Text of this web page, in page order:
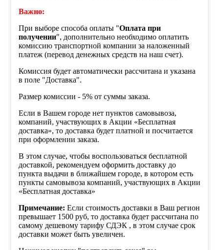
Важно:
При выборе способа оплаты "Оплата при
получении", дополнительно необходимо оплатить
комиссию транспортной компании за наложенный
платеж (перевод денежных средств на наш счет).
Комиссия будет автоматически рассчитана и указана
в поле "Доставка".
Размер комиссии - 5% от суммы заказа.
Если в Вашем городе нет пунктов самовывоза,
компаний, участвующих в Акции «Бесплатная
доставка», то доставка будет платной и посчитается
при оформлении заказа.
В этом случае, чтобы воспользоваться бесплатной
доставкой, рекомендуем оформить доставку до
пункта выдачи в ближайшем городе, в котором есть
пункты самовывоза компаний, участвующих в Акции
«Бесплатная доставка»
Примечание: Если стоимость доставки в Ваш регион
превышает 1500 руб, то доставка будет рассчитана по
самому дешевому тарифу СДЭК , в этом случае срок
доставки может быть увеличен.